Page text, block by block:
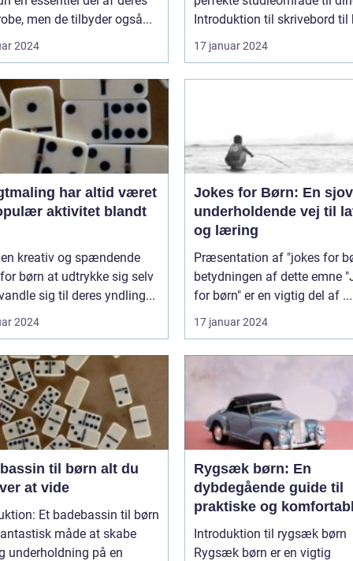
men de tilbyder også...
2024
Introduktion til skrivebord til
17 januar 2024
har altid været
aktivitet blandt
kreativ og spændende
børn at udtrykke sig selv
sig til deres yndling...
2024
Jokes for Børn: En
underholdende vej til
og læring
Præsentation af "jokes for
betydningen af dette emne "Jokes
for børn" er en vigtig del af ...
17 januar 2024
til børn alt du
at vide
Et badebassin til børn
måde at skabe
underholdning på en
Rygsæk børn: En
dybdegående guide til
praktiske og
rygsække til børn
Introduktion til rygsæk børn
Rygsæk børn er en vigtig